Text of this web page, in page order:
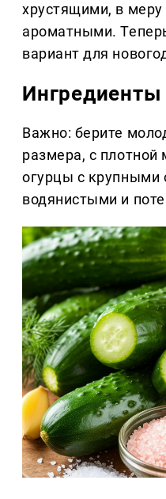
хрустящими, в
ароматными.
вариант для
Ингредиенты
Важно: берите
размера, с
огурцы с крупными
водянистыми и